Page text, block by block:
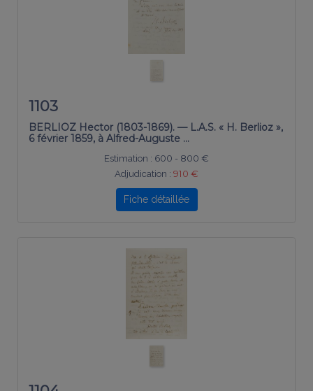
1103
BERLIOZ Hector (1803-1869). — L.A.S. « H. Berlioz »,
6 février 1859, à Alfred-Auguste …
Estimation : 600 - 800 €
Adjudication : 910 €
Fiche détaillée